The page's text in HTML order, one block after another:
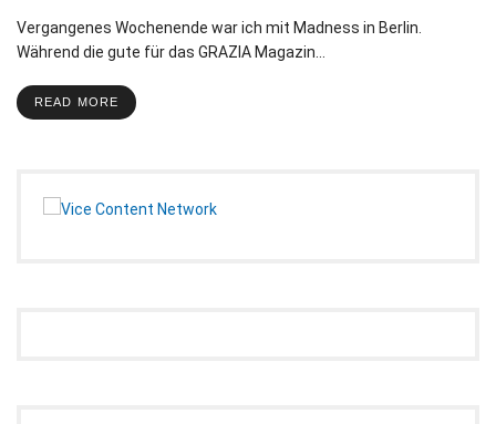
Vergangenes Wochenende war ich mit Madness in Berlin.
Während die gute für das GRAZIA Magazin…
READ MORE